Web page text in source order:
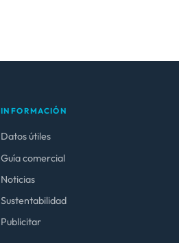
INFORMACIÓN
Datos útiles
Guía comercial
Noticias
Sustentabilidad
Publicitar